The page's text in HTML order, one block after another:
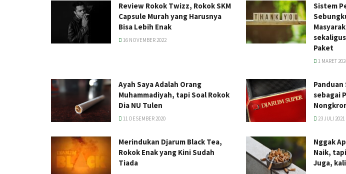
Review Rokok Twizz, Rokok SKM
Capsule Murah yang Harusnya
Bisa Lebih Enak
16 NOVEMBER 2022
Sistem
Paket
1 MARET
Ayah Saya Adalah Orang
Muhammadiyah, tapi Soal Rokok
Dia NU Tulen
11 DESEMBER 2020
sebagai
23 JULI 2021
Merindukan Djarum Black Tea,
Rokok Enak yang Kini Sudah
Tiada
Nggak
Naik,
Juga,